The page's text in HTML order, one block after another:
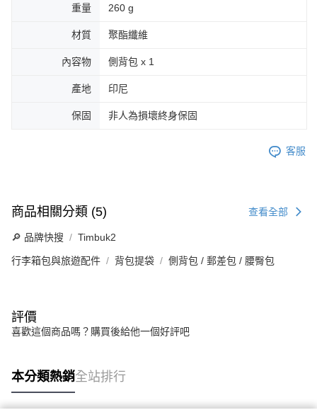
重量 260 g
材質 聚酯纖維
內容物 側背包 x 1
產地 印尼
保固 非人為損壞終身保固
客服
商品相關分類 (5) 查看全部
🔎 品牌快搜 Timbuk2
行李箱包與旅遊配件 背包提袋 側背包 / 郵差包 / 腰臀包
評價
喜歡這個商品嗎？購買後給他一個好評吧
本分類熱銷全站排行